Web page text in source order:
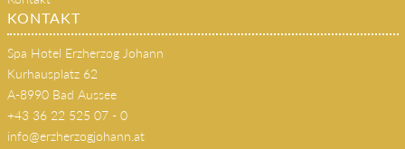
KONTAKT
Spa Hotel Erzherzog Johann
Kurhausplatz 62
A-8990 Bad Aussee
+43 36 22 525 07 - 0
info@erzherzogjohann.at